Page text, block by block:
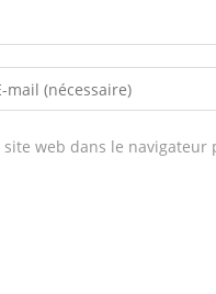
web dans le